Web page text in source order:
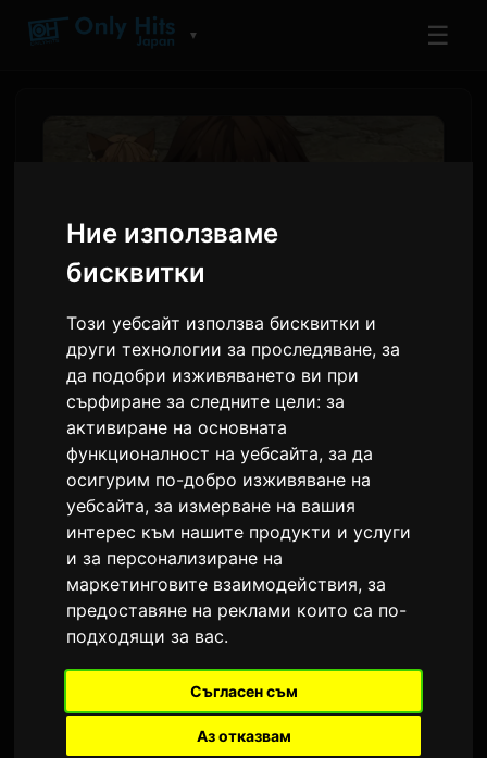
Ние използваме
бисквитки
Този уебсайт използва бисквитки и
други технологии за проследяване, за
да подобри изживяването ви при
сърфиране за следните цели:за
активиране на основната
функционалност на уебсайта,за да
осигурим по-добро изживяване на
уебсайта,за измерване на вашия
интерес към нашите продукти и услуги
и за персонализиране на
маркетинговите взаимодействия,за
предоставяне на реклами които са по-
подходящи за вас.
Съгласен съм
Аз отказвам
▼ ☰
Аниме 'Koko Ore' Епизод 2:
Преглед и Глобална
информация за
стрийминг
Sam
Преведено от английски
1,859 просмотра
Вторият епизод на телевизионната аниме
адаптация на популярната поредица леки
новели 'Koko wa Ore ni Makasete Saki ni Ike to
Itte kara 10-nen ga Tattara Densetsu ni